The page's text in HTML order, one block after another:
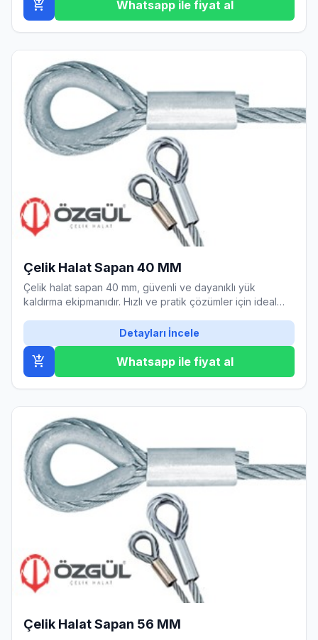
add_shopping_cart Whatsapp ile fiyat al
Çelik Halat Sapan 40 MM
Çelik halat sapan 40 mm, güvenli ve dayanıklı yük
kaldırma ekipmanıdır. Hızlı ve pratik çözümler için ideal
Detayları İncele
add_shopping_cart Whatsapp ile fiyat al
Çelik Halat Sapan 56 MM